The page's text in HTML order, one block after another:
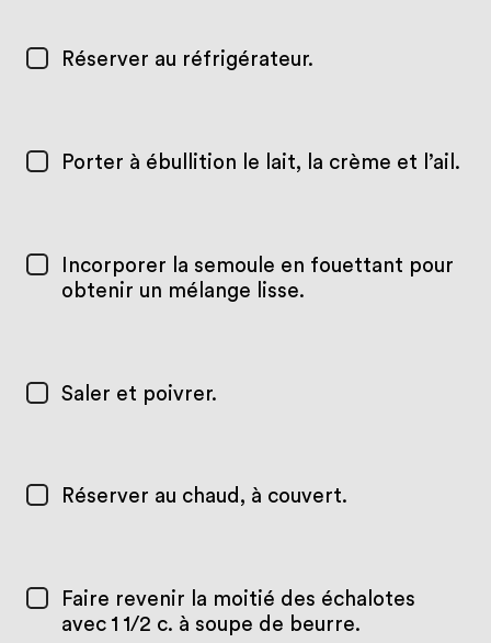
Réserver au réfrigérateur.
Porter à ébullition le lait, la crème et l’ail.
Incorporer la semoule en fouettant pour
obtenir un mélange lisse.
Saler et poivrer.
Réserver au chaud, à couvert.
Faire revenir la moitié des échalotes
avec 1 1/2 c. à soupe de beurre.